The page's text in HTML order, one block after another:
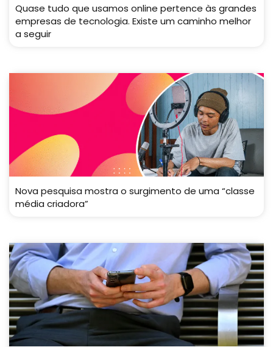
Quase tudo que usamos online pertence às grandes
empresas de tecnologia. Existe um caminho melhor
a seguir
Nova pesquisa mostra o surgimento de uma “classe
média criadora”